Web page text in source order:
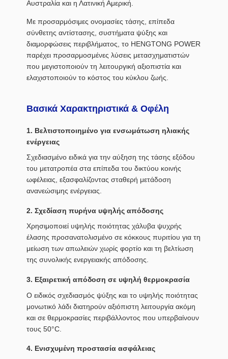
Αυστραλία και η Λατινική Αμερική.
Με προσαρμόσιμες ονομασίες τάσης, επίπεδα
σύνθετης αντίστασης, συστήματα ψύξης και
διαμορφώσεις περιβλήματος, το HENGTONG POWER
παρέχει προσαρμοσμένες λύσεις μετασχηματιστών
που μεγιστοποιούν τη λειτουργική αξιοπιστία και
ελαχιστοποιούν το κόστος του κύκλου ζωής.
Βασικά Χαρακτηριστικά & Οφέλη
1. Βελτιστοποιημένο για ενσωμάτωση ηλιακής
ενέργειας
Σχεδιασμένο ειδικά για την αύξηση της τάσης εξόδου
του μετατροπέα στα επίπεδα του δικτύου κοινής
ωφέλειας, εξασφαλίζοντας σταθερή μετάδοση
ανανεώσιμης ενέργειας.
2. Σχεδίαση πυρήνα υψηλής απόδοσης
Χρησιμοποιεί υψηλής ποιότητας χάλυβα ψυχρής
έλασης προσανατολισμένο σε κόκκους πυριτίου για τη
μείωση των απωλειών χωρίς φορτίο και τη βελτίωση
της συνολικής ενεργειακής απόδοσης.
3. Εξαιρετική απόδοση σε υψηλή θερμοκρασία
Ο ειδικός σχεδιασμός ψύξης και το υψηλής ποιότητας
μονωτικό λάδι διατηρούν αξιόπιστη λειτουργία ακόμη
και σε θερμοκρασίες περιβάλλοντος που υπερβαίνουν
τους 50°C.
4. Ενισχυμένη προστασία ασφάλειας